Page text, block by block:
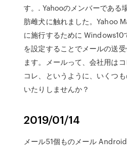
す。. Yahooのメンバーである
肪雌犬に触れました。Yahoo
に施行するために Windows10
を設定することでメールの送
ます。メールって、会社用は
コレ、というように、いくつ
いたりしませんか？
2019/01/14
メール51個ものメール